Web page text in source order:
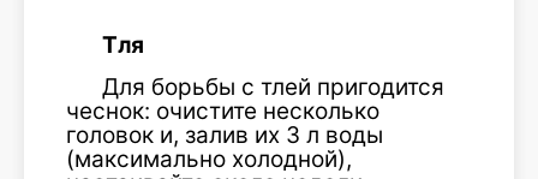
Тля
Для борьбы с тлей пригодится
чеснок: очистите несколько
головок и, залив их 3 л воды
(максимально холодной),